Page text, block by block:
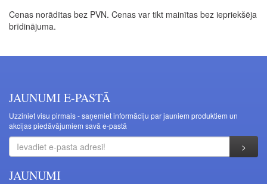
Cenas norādītas bez PVN. Cenas var tikt mainītas bez iepriekšēja
brīdinājuma.
JAUNUMI E-PASTĀ
Uzziniet visu pirmais - saņemiet informāciju par jauniem produktiem un
akcijas piedāvājumiem savā e-pastā
JAUNUMI